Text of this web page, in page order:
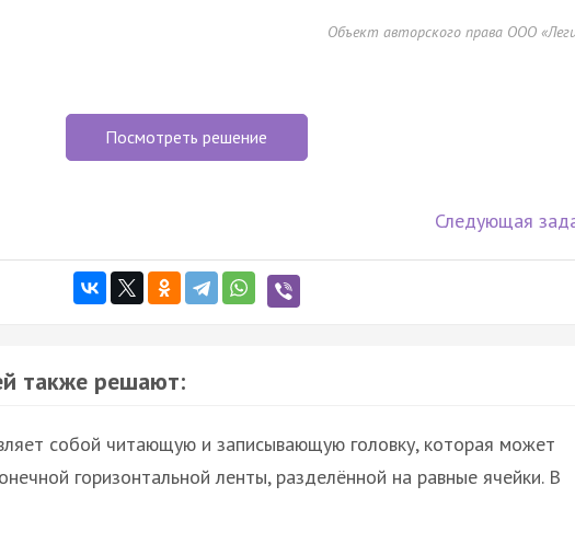
Объект авторского права ООО
Посмотреть решение
Следующая
также решают:
собой читающую и записывающую головку, которая может
горизонтальной ленты, разделённой на равные ячейки. В